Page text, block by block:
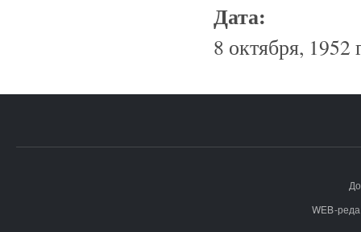
Дата:
8 октября, 1952
WEB-